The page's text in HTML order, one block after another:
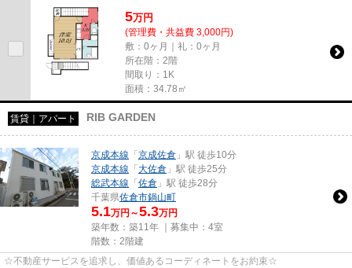
5万円
(管理費・共益費 3,000円)
敷：0ヶ月｜礼：0ヶ月
所在階：2階
間取り：1K
面積：34.78㎡
賃貸｜アパート RIB GARDEN
京成本線 「 京成佐倉 」駅 徒歩10分
京成本線 「 大佐倉 」駅 徒歩25分
総武本線 「 佐倉 」駅 徒歩28分
千葉県佐倉市鍋山町
5.1万円～5.3万円
築年数：築11年 ｜募集中： 4室
階数：2階建
☆不動産サービスを追求し、価値あるコーディネートをお約束☆